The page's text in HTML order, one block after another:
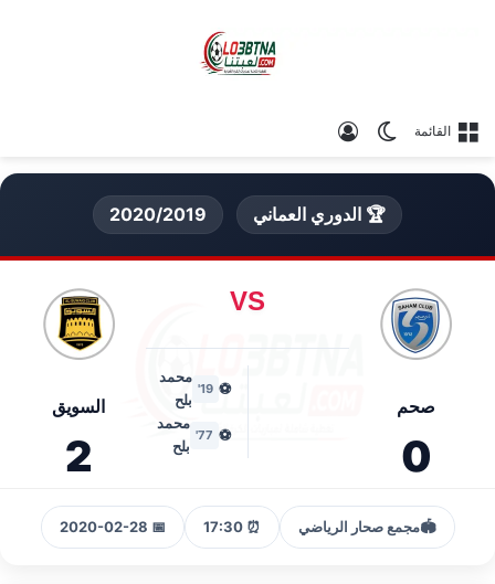
القائمة الوضع المظلم
🏆 الدوري العماني 2020/2019
صحم
0
VS
⚽
19'
محمد
بلح
⚽
77'
محمد
بلح
السويق
2
🏟️مجمع صحار الرياضي ⏰ 17:30
📅 2020-02-28